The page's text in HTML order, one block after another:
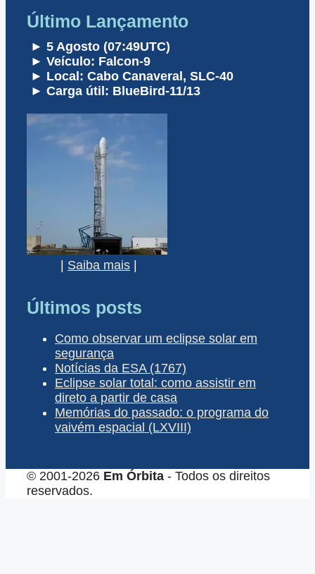
Último Lançamento
► 5 Agosto (07:49UTC)
► Veículo: Falcon-9
► Local: Cabo Canaveral, SLC-40
► Carga útil: BlueBird-11/13
| Saiba mais |
Últimos posts
Como observar um eclipse solar em
segurança
Notícias da ESA (1767)
Eclipse solar total: como assistir em
direto a partir de casa
Memórias do passado: o programa do
vaivém espacial (LXVIII)
© 2001-2026 Em Órbita - Todos os direitos
reservados.